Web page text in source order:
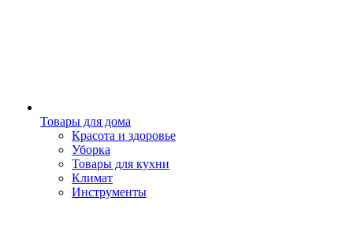
Товары для дома
Красота и здоровье
Уборка
Товары для кухни
Климат
Инструменты